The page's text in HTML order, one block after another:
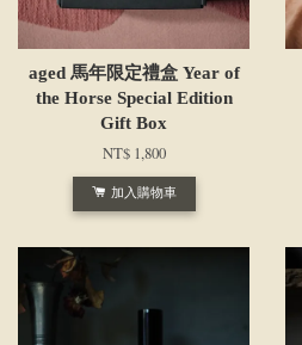
aged 馬年限定禮盒 Year of
the Horse Special Edition
Gift Box
NT$ 1,800
加入購物車